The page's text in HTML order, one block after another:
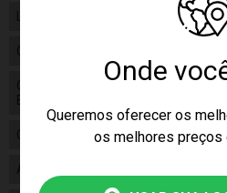
Onde
Queremos oferecer os
os melhores preços
Código
Código de
Barras
Composição Vinil
Alimentação